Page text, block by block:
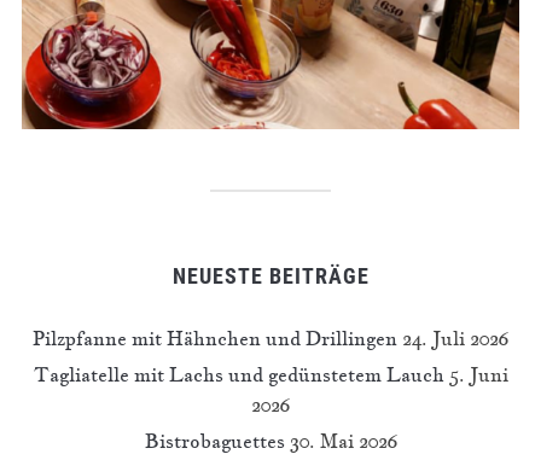
NEUESTE BEITRÄGE
Pilzpfanne mit Hähnchen und Drillingen 24. Juli 2026
Tagliatelle mit Lachs und gedünstetem Lauch 5. Juni
2026
Bistrobaguettes 30. Mai 2026